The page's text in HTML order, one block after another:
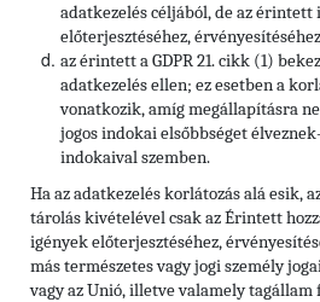
adatkezelés céljából, de az
előterjesztéséhez,
az érintett a GDPR 21. cikk (1)
adatkezelés ellen; ez esetben a
vonatkozik, amíg megállapításra
jogos indokai elsőbbséget
indokaival szemben.
Ha az adatkezelés korlátozás alá esik,
tárolás kivételével csak az Érintett
igények előterjesztéséhez,
más természetes vagy jogi személy
vagy az Unió, illetve valamely